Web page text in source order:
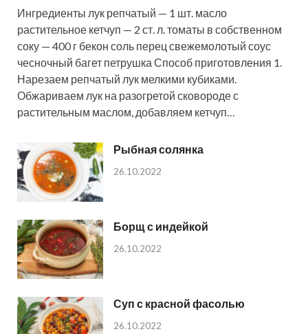
Ингредиенты лук репчатый — 1 шт. масло
растительное кетчуп — 2 ст. л. томаты в собственном
соку — 400 г бекон соль перец свежемолотый соус
чесночный багет петрушка Способ приготовления 1.
Нарезаем репчатый лук мелкими кубиками.
Обжариваем лук на разогретой сковороде с
растительным маслом, добавляем кетчуп…
Рыбная солянка
26.10.2022
Борщ с индейкой
26.10.2022
Суп с красной фасолью
26.10.2022